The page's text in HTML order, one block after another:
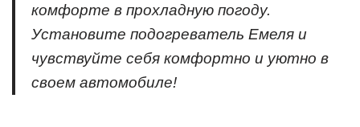
комфорте в прохладную погоду.
Установите подогреватель Емеля и
чувствуйте себя комфортно и уютно в
своем автомобиле!